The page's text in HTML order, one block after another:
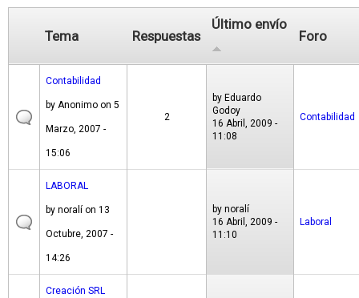
Tema Respuestas
Último envío
Foro
Contabilidad
by Anonimo on 5
Marzo, 2007 -
15:06
2
by Eduardo
Godoy
16 Abril, 2009 -
11:08
Contabilidad
LABORAL
by noralí on 13
Octubre, 2007 -
14:26
by noralí
16 Abril, 2009 -
11:10
Laboral
Creación SRL